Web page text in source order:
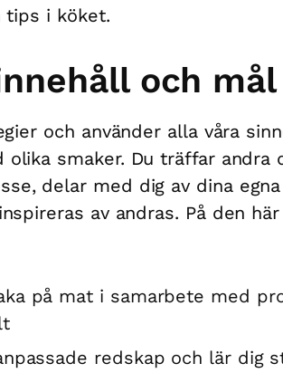
tips i köket.
och mål
och använder alla våra
olika smaker. Du träffar andra
delar med dig av dina egna
av andras. På den
på mat i samarbete med
redskap och lär dig